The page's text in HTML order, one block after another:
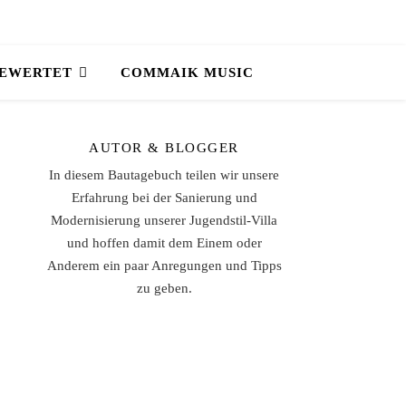
COMMAIK MUSIC
AUTOR & BLOGGER
In diesem Bautagebuch teilen wir unsere
Erfahrung bei der Sanierung und
Modernisierung unserer Jugendstil-Villa
und hoffen damit dem Einem oder
Anderem ein paar Anregungen und Tipps
zu geben.